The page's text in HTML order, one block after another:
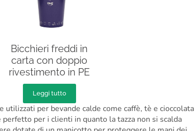
Bicchieri freddi in
carta con doppio
rivestimento in PE
Leggi tutto
per bevande calde come caffè, tè e cioccolata
per i clienti in quanto la tazza non si scalda